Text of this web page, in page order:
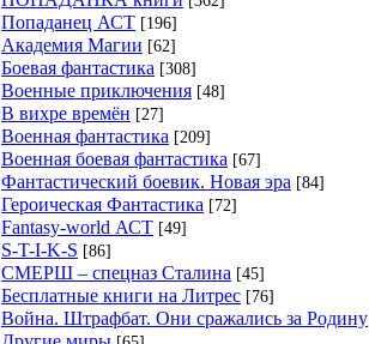
Попаданец АСТ [196]
Академия Магии [62]
Боевая фантастика [308]
Военные приключения [48]
В вихре времён [27]
Военная фантастика [209]
Военная боевая фантастика [67]
Фантастический боевик. Новая эра [84]
Героическая Фантастика [72]
Fantasy-world АСТ [49]
S-T-I-K-S [86]
СМЕРШ – спецназ Сталина [45]
Бесплатные книги на Литрес [76]
Война. Штрафбат. Они сражались за Родину